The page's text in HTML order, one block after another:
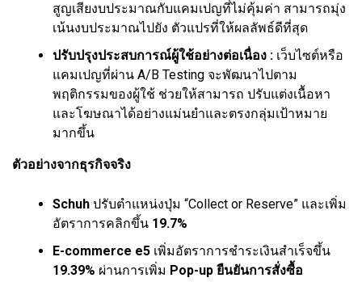
สูญเสียงบประมาณกับแคมเปญที่ไม่คุ้มค่า สามารถมุ่ง
เน้นงบประมาณไปยัง ตัวแปรที่ให้ผลลัพธ์ดีที่สุด
ปรับปรุงประสบการณ์ผู้ใช้อย่างต่อเนื่อง : เว็บไซต์หรือ
แคมเปญที่ผ่าน A/B Testing จะพัฒนาไปตาม
พฤติกรรมของผู้ใช้ ช่วยให้สามารถ ปรับแต่งเนื้อหา
และโฆษณาได้อย่างแม่นยำและตรงกลุ่มเป้าหมาย
มากขึ้น
ตัวอย่างจากธุรกิจจริง
Schuh ปรับตำแหน่งปุ่ม “Collect or Reserve” และเพิ่ม
อัตราการคลิกขึ้น 19.7%
E-commerce e5 เพิ่มอัตราการชำระเงินสำเร็จขึ้น
19.39% ผ่านการเพิ่ม Pop-up ยืนยันการสั่งซื้อ